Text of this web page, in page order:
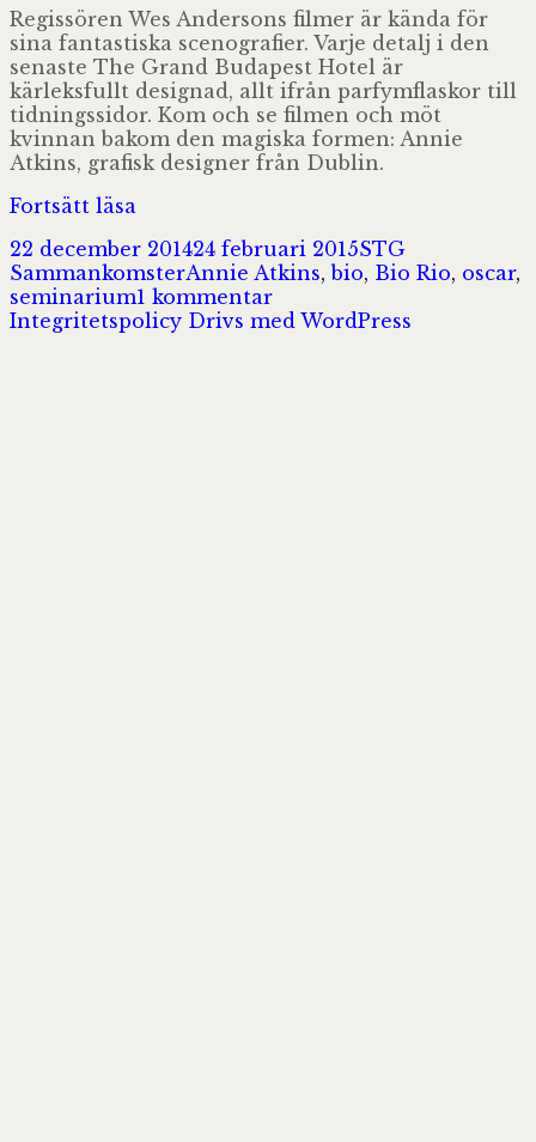
Regissören Wes Andersons filmer är kända för
sina fantastiska scenografier. Varje detalj i den
senaste The Grand Budapest Hotel är
kärleksfullt designad, allt ifrån parfymflaskor till
tidningssidor. Kom och se filmen och möt
kvinnan bakom den magiska formen: Annie
Atkins, grafisk designer från Dublin.
Fortsätt läsa
Annie
Atkins
–
The
Postat
22 december 201424 februari 2015Författare
STGKategorier
SammankomsterTaggar
Annie Atkins,bio, Bio Rio, oscar,
seminarium1 kommentartill
Filmvisning
Integritetspolicy Drivs med WordPress